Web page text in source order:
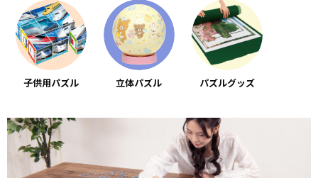
子供用パズル 立体パズル パズルグッズ